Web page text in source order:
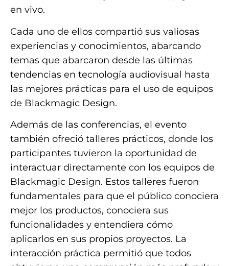
en vivo.
Cada uno de ellos compartió sus valiosas
experiencias y conocimientos, abarcando
temas que abarcaron desde las últimas
tendencias en tecnología audiovisual hasta
las mejores prácticas para el uso de equipos
de Blackmagic Design.
Además de las conferencias, el evento
también ofreció talleres prácticos, donde los
participantes tuvieron la oportunidad de
interactuar directamente con los equipos de
Blackmagic Design. Estos talleres fueron
fundamentales para que el público conociera
mejor los productos, conociera sus
funcionalidades y entendiera cómo
aplicarlos en sus propios proyectos. La
interacción práctica permitió que todos